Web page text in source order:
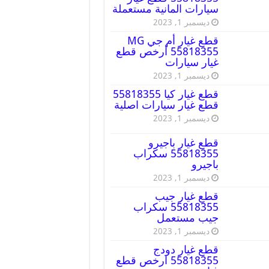
سيارات المانية مستعملة
ديسمبر 1, 2023
قطع غيار أم جي MG
55818355 أرخص قطع
غيار سيارات
ديسمبر 1, 2023
قطع غيار كيا 55818355
قطع غيار سيارات اصلية
ديسمبر 1, 2023
قطع غيار باجيرو
55818355 سكراب
باجيرو
ديسمبر 1, 2023
قطع غيار جيب
55818355 سكراب
جيب مستعمل
ديسمبر 1, 2023
قطع غيار دودج
55818355 ارخص قطع